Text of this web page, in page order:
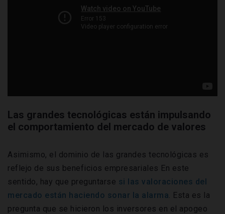
Las grandes tecnológicas están impulsando
el comportamiento del mercado de valores
Asimismo, el dominio de las grandes tecnológicas es
reflejo de sus beneficios empresariales En este
sentido, hay que preguntarse si las valoraciones del
mercado están haciendo sonar la alarma. Esta es la
pregunta que se hicieron los inversores en el apogeo